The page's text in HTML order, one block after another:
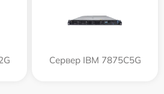
Сервер IBM 7875C5G